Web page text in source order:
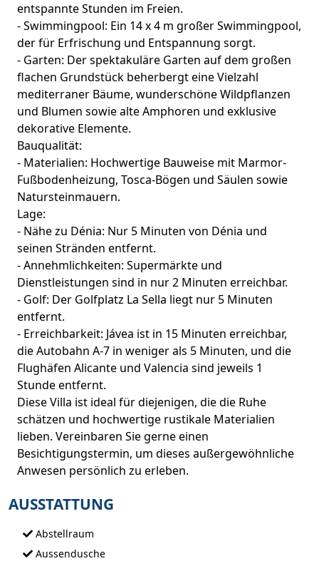
entspannte Stunden im Freien.
- Swimmingpool: Ein 14 x 4 m großer Swimmingpool,
der für Erfrischung und Entspannung sorgt.
- Garten: Der spektakuläre Garten auf dem großen
flachen Grundstück beherbergt eine Vielzahl
mediterraner Bäume, wunderschöne Wildpflanzen
und Blumen sowie alte Amphoren und exklusive
dekorative Elemente.
Bauqualität:
- Materialien: Hochwertige Bauweise mit Marmor-
Fußbodenheizung, Tosca-Bögen und Säulen sowie
Natursteinmauern.
Lage:
- Nähe zu Dénia: Nur 5 Minuten von Dénia und
seinen Stränden entfernt.
- Annehmlichkeiten: Supermärkte und
Dienstleistungen sind in nur 2 Minuten erreichbar.
- Golf: Der Golfplatz La Sella liegt nur 5 Minuten
entfernt.
- Erreichbarkeit: Jávea ist in 15 Minuten erreichbar,
die Autobahn A-7 in weniger als 5 Minuten, und die
Flughäfen Alicante und Valencia sind jeweils 1
Stunde entfernt.
Diese Villa ist ideal für diejenigen, die die Ruhe
schätzen und hochwertige rustikale Materialien
lieben. Vereinbaren Sie gerne einen
Besichtigungstermin, um dieses außergewöhnliche
Anwesen persönlich zu erleben.
AUSSTATTUNG
Abstellraum
Aussendusche